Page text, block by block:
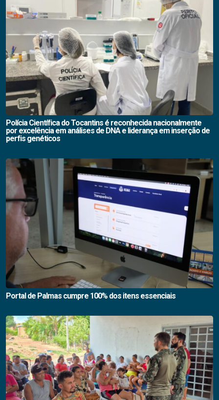
Polícia Científica do Tocantins é reconhecida nacionalmente
por excelência em análises de DNA e liderança em inserção de
perfis genéticos
Portal de Palmas cumpre 100% dos itens essenciais